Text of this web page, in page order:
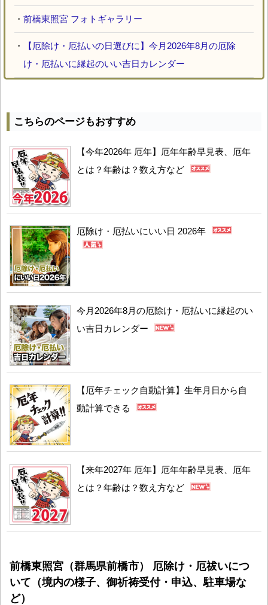
・ 前橋東照宮 フォトギャラリー
・
【厄除け・厄払いの日選びに】今月2026年8月の厄除
け・厄払いに縁起のいい吉日カレンダー
こちらのページもおすすめ
【今年2026年 厄年】厄年年齢早見表、厄年
とは？年齢は？数え方など
厄除け・厄払いにいい日 2026年
今月2026年8月の厄除け・厄払いに縁起のい
い吉日カレンダー
【厄年チェック自動計算】生年月日から自
動計算できる
【来年2027年 厄年】厄年年齢早見表、厄年
とは？年齢は？数え方など
前橋東照宮（群馬県前橋市） 厄除け・厄祓いにつ
いて（境内の様子、御祈祷受付・申込、駐車場な
ど）